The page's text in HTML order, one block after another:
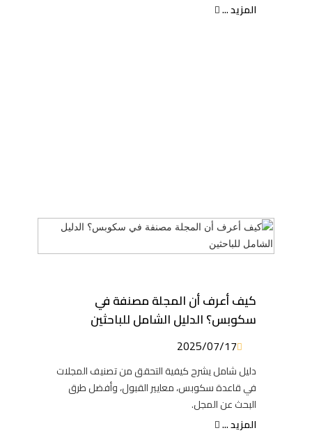
المزيد ...
كيف أعرف أن المجلة مصنفة في
سكوبس؟ الدليل الشامل للباحثين
2025/07/17
دليل شامل يشرح كيفية التحقق من تصنيف المجلات
في قاعدة سكوبس، معايير القبول، وأفضل طرق
البحث عن المجل.
المزيد ...